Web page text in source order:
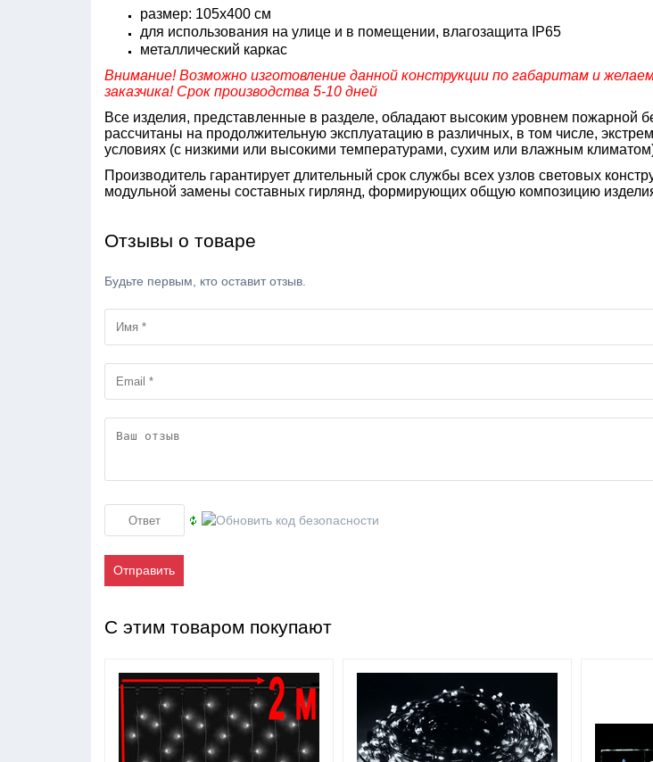
размер: 105х400 см
для использования на улице и в помещении, влагозащита IP65
металлический каркас
Внимание! Возможно изготовление данной конструкции по габаритам и
заказчика! Срок производства 5-10 дней
Все изделия, представленные в разделе, обладают высоким уровнем пожарной
рассчитаны на продолжительную эксплуатацию в различных, в том числе,
условиях (с низкими или высокими температурами, сухим или влажным
Производитель гарантирует длительный срок службы всех узлов световых
модульной замены составных гирлянд, формирующих общую композицию
Отзывы о товаре
Будьте первым, кто оставит отзыв.
Отправить
С этим товаром покупают